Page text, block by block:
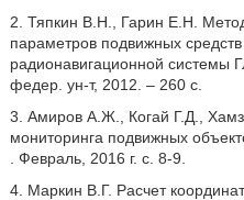
2. Тяпкин В.Н., Гарин Е.Н.
параметров подвижных
радионавигационной системы
федер. ун-т, 2012. – 260 с.
3. Амиров А.Ж., Когай Г.Д.,
мониторинга подвижных
. Февраль, 2016 г. с. 8-9.
4. Маркин В.Г. Расчет